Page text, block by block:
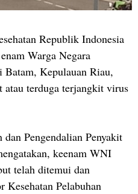
Republik Indonesia
Warga Negara
Kepulauan Riau,
atau terduga terjangkit virus
Pengendalian Penyakit
keenam WNI
telah ditemui dan
Kesehatan Pelabuhan